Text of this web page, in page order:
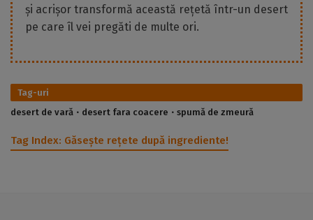
și acrișor transformă această rețetă într-un desert
pe care îl vei pregăti de multe ori.
Tag-uri
desert de vară
desert fara coacere spumă de zmeură
Tag Index: Găsește rețete după ingrediente!